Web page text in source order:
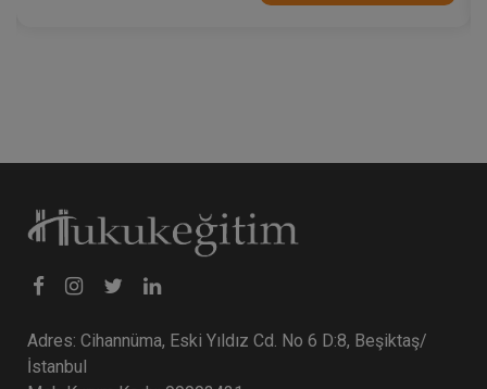
Adres: Cihannüma, Eski Yıldız Cd. No 6 D:8, Beşiktaş/
İstanbul